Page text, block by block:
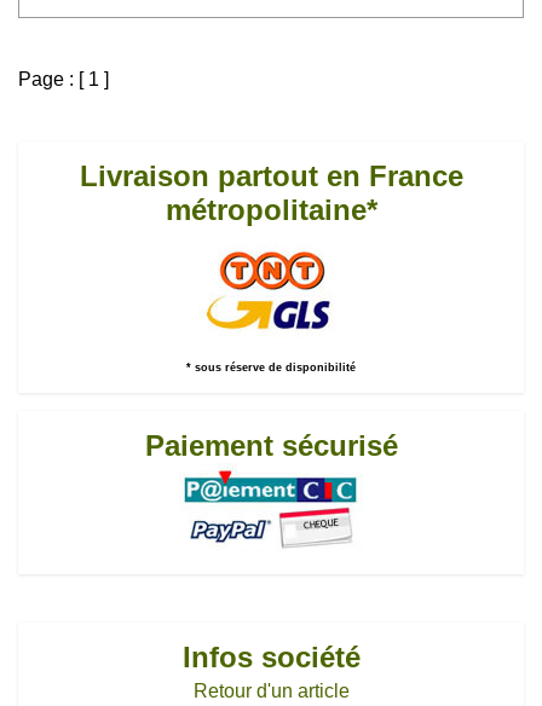
Page : [ 1 ]
Livraison partout en France
métropolitaine*
* sous réserve de disponibilité
Paiement sécurisé
Infos société
Retour d'un article